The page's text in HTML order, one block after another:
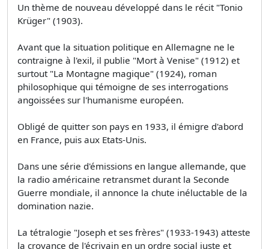
Un thème de nouveau développé dans le récit "Tonio
Krüger" (1903).
Avant que la situation politique en Allemagne ne le
contraigne à l'exil, il publie "Mort à Venise" (1912) et
surtout "La Montagne magique" (1924), roman
philosophique qui témoigne de ses interrogations
angoissées sur l'humanisme européen.
Obligé de quitter son pays en 1933, il émigre d'abord
en France, puis aux Etats-Unis.
Dans une série d'émissions en langue allemande, que
la radio américaine retransmet durant la Seconde
Guerre mondiale, il annonce la chute inéluctable de la
domination nazie.
La tétralogie "Joseph et ses frères" (1933-1943) atteste
la croyance de l'écrivain en un ordre social juste et